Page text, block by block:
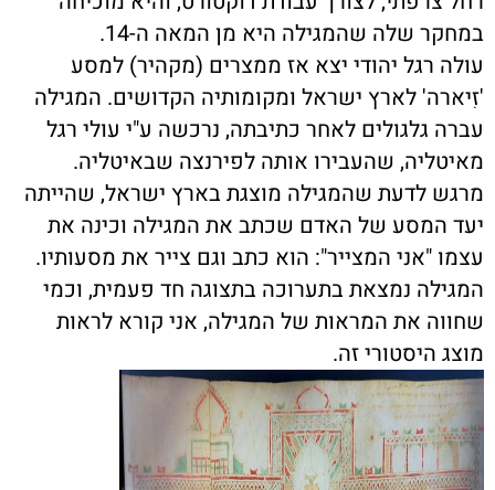
במחקר שלה שהמגילה היא מן המאה ה-14.
עולה רגל יהודי יצא אז ממצרים (מקהיר) למסע
'זִיארה' לארץ ישראל ומקומותיה הקדושים. המגילה
עברה גלגולים לאחר כתיבתה, נרכשה ע"י עולי רגל
מאיטליה, שהעבירו אותה לפירנצה שבאיטליה.
מרגש לדעת שהמגילה מוצגת בארץ ישראל, שהייתה
יעד המסע של האדם שכתב את המגילה וכינה את
עצמו "אני המצייר": הוא כתב וגם צייר את מסעותיו.
המגילה נמצאת בתערוכה בתצוגה חד פעמית, וכמי
שחווה את המראות של המגילה, אני קורא לראות
מוצג היסטורי זה.